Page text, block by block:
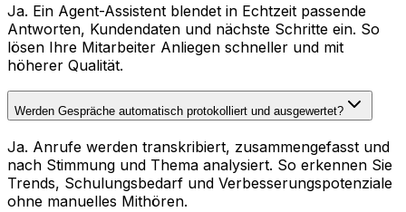
Ja. Ein Agent-Assistent blendet in Echtzeit passende
Antworten, Kundendaten und nächste Schritte ein. So
lösen Ihre Mitarbeiter Anliegen schneller und mit
höherer Qualität.
Werden Gespräche automatisch protokolliert und ausgewertet?
Ja. Anrufe werden transkribiert, zusammengefasst und
nach Stimmung und Thema analysiert. So erkennen Sie
Trends, Schulungsbedarf und Verbesserungspotenziale
ohne manuelles Mithören.